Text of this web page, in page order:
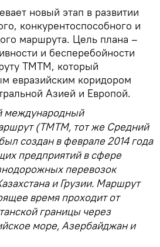
новый этап в развитии
конкурентоспособного и
маршрута. Цель плана –
и бесперебойности
ТМТМ, который
евразийским коридором
Азией и Европой.
международный
(ТМТМ, тот же Средний
создан в феврале 2014 года
предприятий в сфере
перевозок
и Грузии. Маршрут
время проходит от
границы через
море, Азербайджан и